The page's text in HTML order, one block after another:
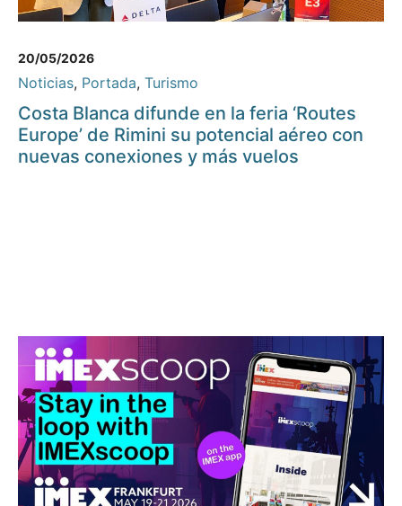
20/05/2026
Noticias, Portada, Turismo
Costa Blanca difunde en la feria ‘Routes
Europe’ de Rimini su potencial aéreo con
nuevas conexiones y más vuelos